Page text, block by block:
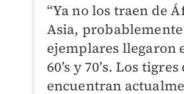
“Ya no los traen de
Asia, probablemente
ejemplares llegaron
60’s y 70’s. Los tigres
encuentran